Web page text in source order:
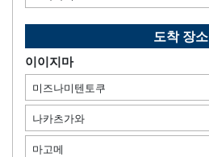
도착 장소
이이지마
미즈나미텐토쿠
나카츠가와
마고메